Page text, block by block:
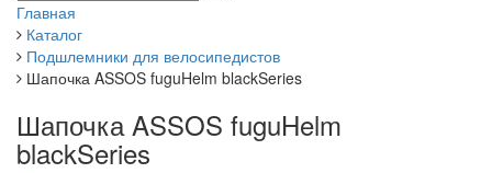
Главная
Каталог
Подшлемники для велосипедистов
Шапочка ASSOS fuguHelm blackSeries
Шапочка ASSOS fuguHelm
blackSeries